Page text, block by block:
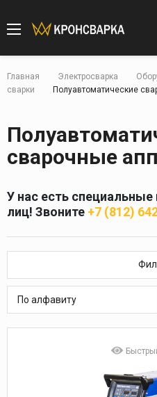
Главная Электросварка
сварки
Полуавтоматические
сварочные
У нас есть
лиц! Звоните +7 (812)
По алфавиту